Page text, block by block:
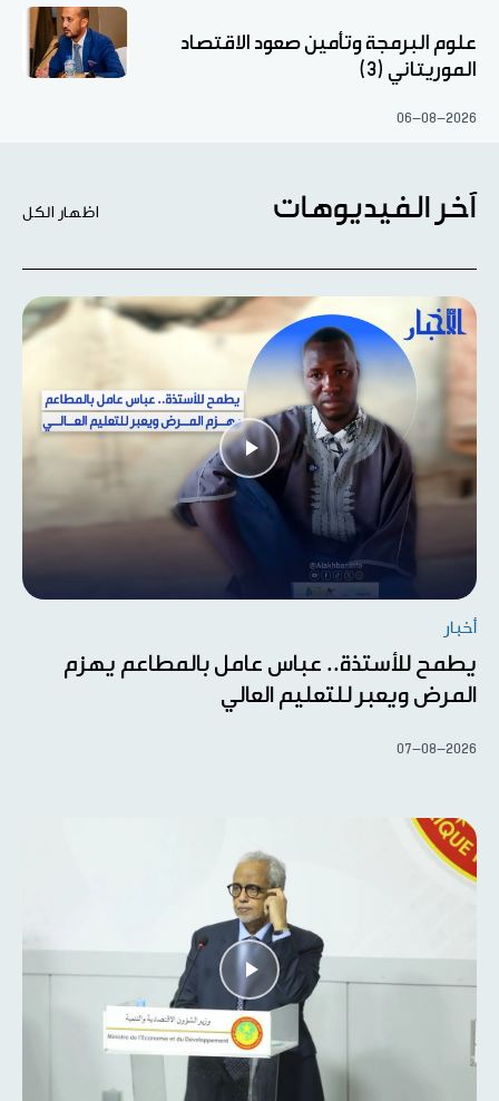
علوم البرمجة وتأمين صعود الاقتصاد
الموريتاني (3)
06-08-2026
آخر الفيديوهات اظهار الكل
أخبار
يطمح للأستذة.. عباس عامل بالمطاعم يهزم
المرض ويعبر للتعليم العالي
07-08-2026